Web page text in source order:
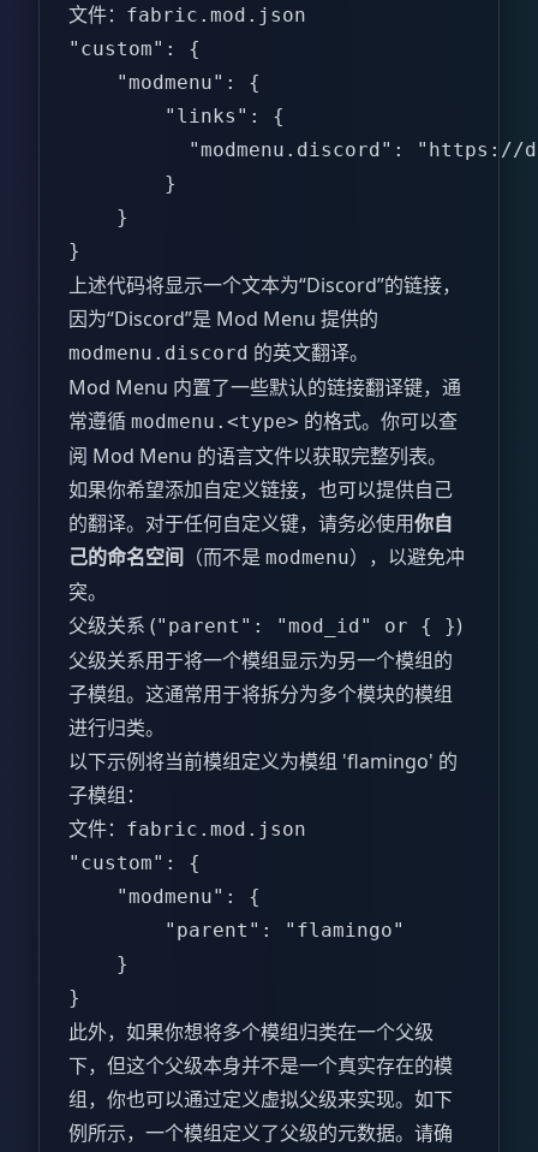
文件：
fabric.mod.json
"custom": {
    "modmenu": {
        "links": {
"modmenu.discord":
        }
    }
}
上述代码将显示一个文本为“Discord”的链接，
因为“Discord”是 Mod Menu 提供的
modmenu.discord 的英文翻译。
Mod Menu 内置了一些默认的链接翻译键，通
常遵循 modmenu.<type> 的格式。你可以查
阅 Mod Menu 的语言文件以获取完整列表。
如果你希望添加自定义链接，也可以提供自己
的翻译。对于任何自定义键，请务必使用你自
己的命名空间 （而不是 modmenu），以避免冲
突。
父级关系 ("parent": "mod_id" or { })
父级关系用于将一个模组显示为另一个模组的
子模组。这通常用于将拆分为多个模块的模组
进行归类。
以下示例将当前模组定义为模组 'flamingo' 的
子模组：
文件：
fabric.mod.json
"custom": {
    "modmenu": {
        "parent": "flamingo"
    }
}
此外，如果你想将多个模组归类在一个父级
下，但这个父级本身并不是一个真实存在的模
组，你也可以通过定义虚拟父级来实现。如下
例所示，一个模组定义了父级的元数据。请确